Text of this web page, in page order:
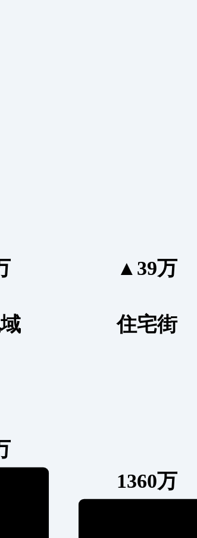
▲39万
住宅街
1360万